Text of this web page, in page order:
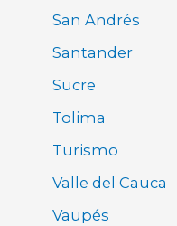
San Andrés
Santander
Sucre
Tolima
Turismo
Valle del Cauca
Vaupés